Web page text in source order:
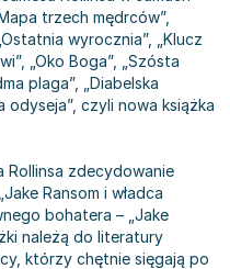
3-5 lat
3-5 lat
3-5 lat
dla dzieci 3-5 lat
5 lat - książki
dzieci 3-5 lat
trzech mędrców”,
wyrocznia”, „Klucz
„Oko Boga”, „Szósta
plaga”, „Diabelska
odyseja”, czyli nowa książka
Rollinsa zdecydowanie
Ransom i władca
bohatera – „Jake
należą do literatury
którzy chętnie sięgają po